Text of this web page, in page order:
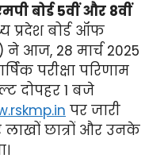
बोर्ड 5वीं और 8वीं
प्रदेश बोर्ड ऑफ
आज, 28 मार्च 2025
परीक्षा परिणाम
दोपहर 1 बजे
पर जारी
छात्रों और उनके